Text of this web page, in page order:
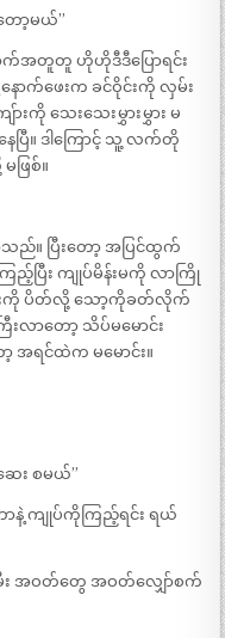
ော့မယ်”
တူတူ ဟိုဟိုဒီဒီပြောရင်း
ာက်ဖေးက ခင်ဝိုင်းကို လှမ်း
းကို သေးသေးမွှားမွှား မ
ပြီ။ ဒါကြောင့် သူ့ လက်တို
ြစ်။
သည်။ ပြီးတော့ အပြင်ထွက်
ြည့်ပြီး ကျုပ်မိန်းမကို လာကြို
းကို ပိတ်လို့ သော့ကိုခတ်လိုက်
လာတော့ သိပ်မမောင်း
ာ့ အရင်ထဲက မမောင်း။
ေး စမယ်”
ကျုပ်ကိုကြည့်ရင်း ရယ်
မီး အဝတ်တွေ အဝတ်လျှော်စက်